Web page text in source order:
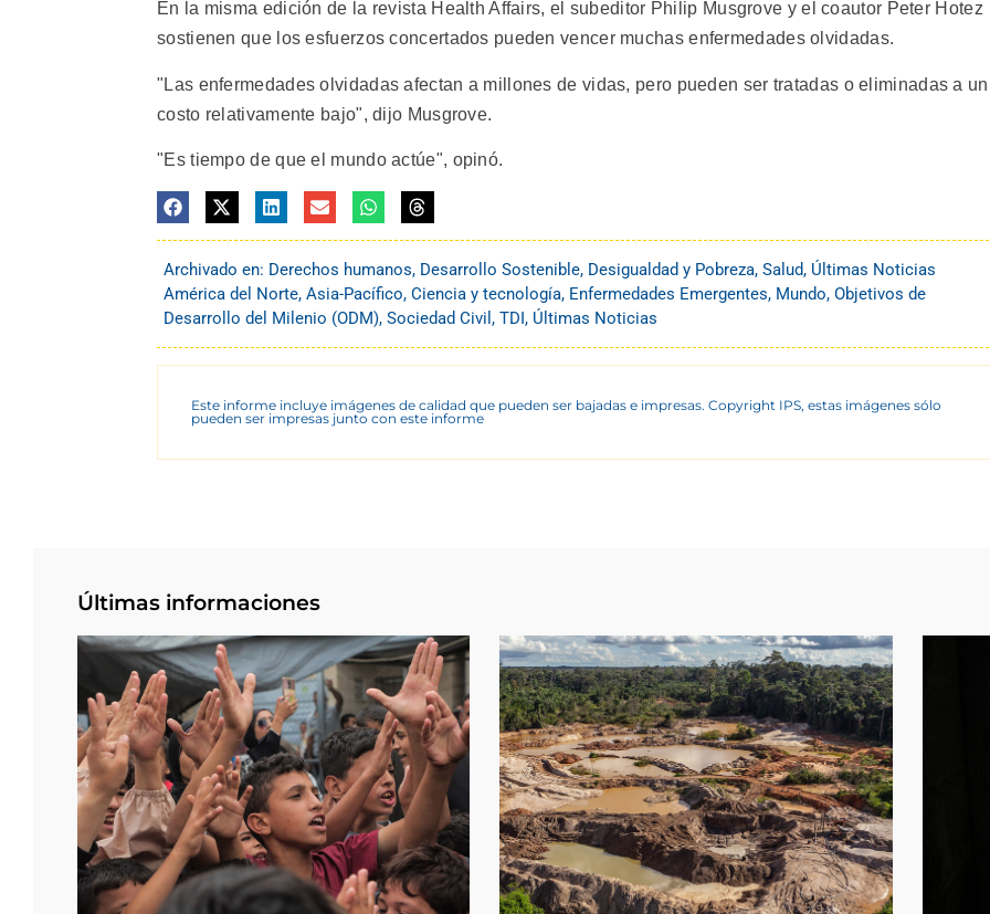
En la misma edición de la revista Health Affairs, el subeditor Philip Musgrove y el coautor Peter Hotez
sostienen que los esfuerzos concertados pueden vencer muchas enfermedades olvidadas.
"Las enfermedades olvidadas afectan a millones de vidas, pero pueden ser tratadas o eliminadas a un
costo relativamente bajo", dijo Musgrove.
"Es tiempo de que el mundo actúe", opinó.
Archivado en: Derechos humanos, Desarrollo Sostenible, Desigualdad y Pobreza, Salud, Últimas Noticias
América del Norte, Asia-Pacífico, Ciencia y tecnología, Enfermedades Emergentes, Mundo, Objetivos de
Desarrollo del Milenio (ODM), Sociedad Civil , TDI, Últimas Noticias
Este informe incluye imágenes de calidad que pueden ser bajadas e impresas. Copyright IPS, estas imágenes sólo
pueden ser impresas junto con este informe
Últimas informaciones